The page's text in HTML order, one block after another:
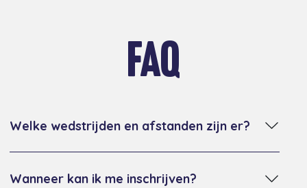
FAQ
Welke wedstrijden en afstanden zijn er?
Wanneer kan ik me inschrijven?